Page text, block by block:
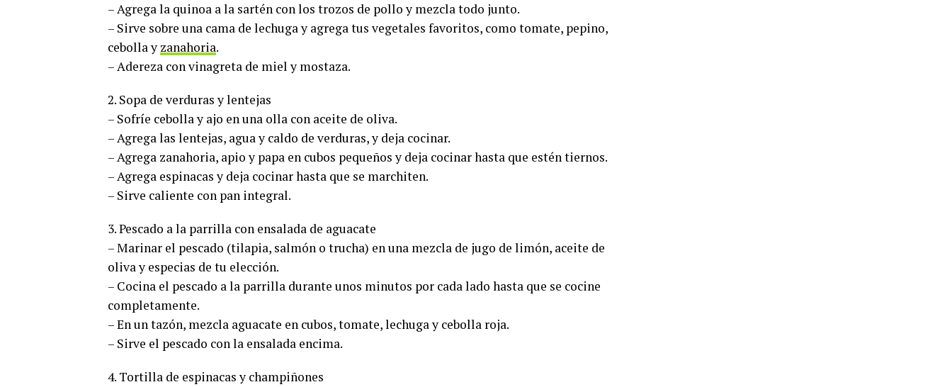
– Agrega la quinoa a la sartén con los trozos de pollo y mezcla todo junto.
– Sirve sobre una cama de lechuga y agrega tus vegetales favoritos, como tomate, pepino,
cebolla y zanahoria.
– Adereza con vinagreta de miel y mostaza.
2. Sopa de verduras y lentejas
– Sofríe cebolla y ajo en una olla con aceite de oliva.
– Agrega las lentejas, agua y caldo de verduras, y deja cocinar.
– Agrega zanahoria, apio y papa en cubos pequeños y deja cocinar hasta que estén tiernos.
– Agrega espinacas y deja cocinar hasta que se marchiten.
– Sirve caliente con pan integral.
3. Pescado a la parrilla con ensalada de aguacate
– Marinar el pescado (tilapia, salmón o trucha) en una mezcla de jugo de limón, aceite de
oliva y especias de tu elección.
– Cocina el pescado a la parrilla durante unos minutos por cada lado hasta que se cocine
completamente.
– En un tazón, mezcla aguacate en cubos, tomate, lechuga y cebolla roja.
– Sirve el pescado con la ensalada encima.
4. Tortilla de espinacas y champiñones